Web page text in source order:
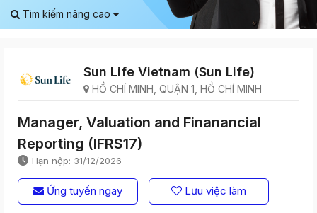
Tìm kiếm nâng cao
Sun Life Vietnam (Sun Life)
HỒ CHÍ MINH, QUẬN 1, HỒ CHÍ MINH
Manager, Valuation and Finanancial
Reporting (IFRS17)
Hạn nộp: 31/12/2026
Ứng tuyển ngay Lưu việc làm